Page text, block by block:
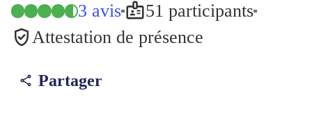
3 avis
51 participants
Attestation de présence
Partager